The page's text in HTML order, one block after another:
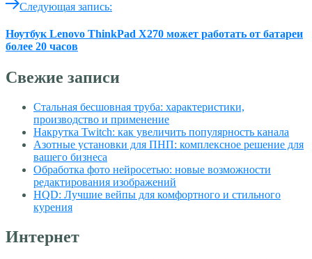
Следующая запись:
Ноутбук Lenovo ThinkPad X270 может работать от батареи
более 20 часов
Свежие записи
Стальная бесшовная труба: характеристики,
производство и применение
Накрутка Twitch: как увеличить популярность канала
Азотные установки для ПНП: комплексное решение для
вашего бизнеса
Обработка фото нейросетью: новые возможности
редактирования изображений
HQD: Лучшие вейпы для комфортного и стильного
курения
Интернет